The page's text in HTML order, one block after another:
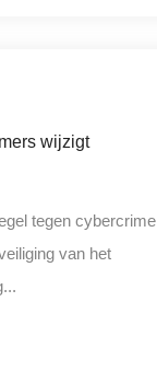
wijzigt
tegen cybercrime
van het